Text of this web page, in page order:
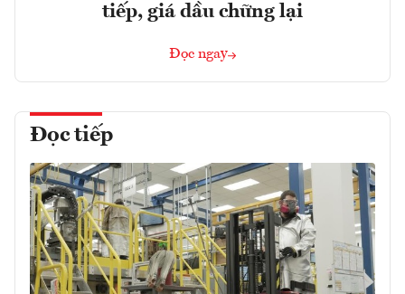
tiếp, giá dầu chững lại
Đọc ngay
Đọc tiếp